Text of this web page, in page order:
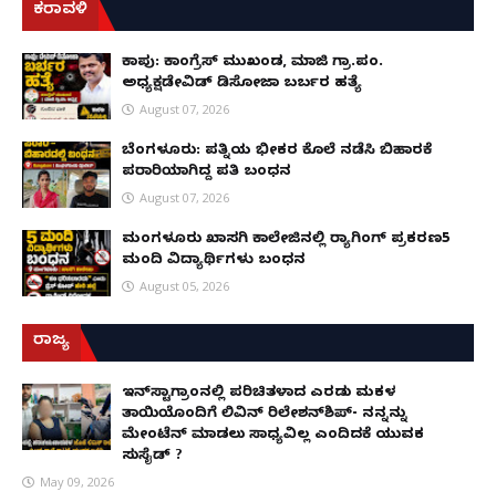
ಕರಾವಳಿ
ಕಾಪು: ಕಾಂಗ್ರೆಸ್ ಮುಖಂಡ, ಮಾಜಿ ಗ್ರಾ.ಪಂ.
ಅಧ್ಯಕ್ಷಡೇವಿಡ್ ಡಿಸೋಜಾ ಬರ್ಬರ ಹತ್ಯೆ
August 07, 2026
ಬೆಂಗಳೂರು: ಪತ್ನಿಯ ಭೀಕರ ಕೊಲೆ ನಡೆಸಿ ಬಿಹಾರಕ್ಕೆ
ಪರಾರಿಯಾಗಿದ್ದ ಪತಿ ಬಂಧನ
August 07, 2026
ಮಂಗಳೂರು ಖಾಸಗಿ ಕಾಲೇಜಿನಲ್ಲಿ ರ‌್ಯಾಗಿಂಗ್ ಪ್ರಕರಣ5
ಮಂದಿ ವಿದ್ಯಾರ್ಥಿಗಳು ಬಂಧನ
August 05, 2026
ರಾಜ್ಯ
ಇನ್​ಸ್ಟಾಗ್ರಾಂನಲ್ಲಿ ಪರಿಚಿತಳಾದ ಎರಡು ಮಕ್ಕಳ
ತಾಯಿಯೊಂದಿಗೆ ಲಿವಿನ್ ರಿಲೇಶನ್​ಶಿಪ್- ನನ್ನನ್ನು
ಮೇಂಟೆನ್ ಮಾಡಲು ಸಾಧ್ಯವಿಲ್ಲ ಎಂದಿದಕ್ಕೆ ಯುವಕ
ಸುಸೈಡ್ ?
May 09, 2026